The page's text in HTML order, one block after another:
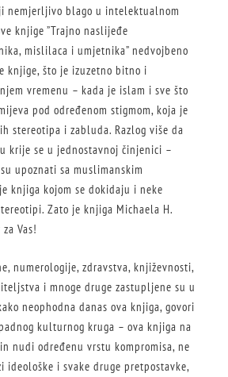
nemjerljivo blago u intelektualnom
knjige ”Trajno naslijeđe
mislilaca i umjetnika” nedvojbeno
knjige, što je izuzetno bitno i
vremenu – kada je islam i sve što
pod određenom stigmom, koja je
stereotipa i zabluda. Razlog više da
krije se u jednostavnoj činjenici –
upoznati sa muslimanskim
knjiga kojom se dokidaju i neke
Zato je knjiga Michaela H.
Vas!
numerologije, zdravstva, književnosti,
i mnoge druge zastupljene su u
neophodna danas ova knjiga, govori
kulturnog kruga – ova knjiga na
nudi određenu vrstu kompromisa, ne
ideološke i svake druge pretpostavke,